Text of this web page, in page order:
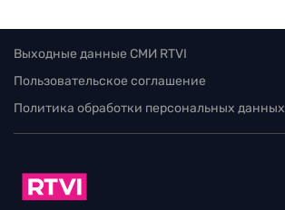
Выходные данные СМИ RTVI
Пользовательское соглашение
Политика обработки персональных данных